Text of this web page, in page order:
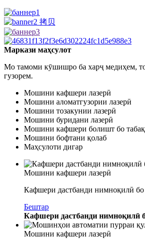
Маркази маҳсулот
Мо тамоми кӯшишро ба харҷ медиҳем, то
гузорем.
Мошини кафшери лазерӣ
Мошини аломатгузории лазерӣ
Мошини тозакунии лазерӣ
Мошини буридани лазерӣ
Мошини кафшери болишт бо
Мошини бофтани қолаб
Маҳсулоти дигар
Мошини кафшери лазерӣ
Кафшери дастбанди нимноқилӣ бо
Бештар
Кафшери дастбанди нимноқилӣ
Мошини кафшери лазерӣ